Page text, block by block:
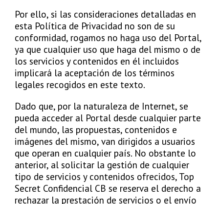
Por ello, si las consideraciones detalladas en
esta Política de Privacidad no son de su
conformidad, rogamos no haga uso del Portal,
ya que cualquier uso que haga del mismo o de
los servicios y contenidos en él incluidos
implicará la aceptación de los términos
legales recogidos en este texto.
Dado que, por la naturaleza de Internet, se
pueda acceder al Portal desde cualquier parte
del mundo, las propuestas, contenidos e
imágenes del mismo, van dirigidos a usuarios
que operan en cualquier país. No obstante lo
anterior, al solicitar la gestión de cualquier
tipo de servicios y contenidos ofrecidos, Top
Secret Confidencial CB se reserva el derecho a
rechazar la prestación de servicios o el envío